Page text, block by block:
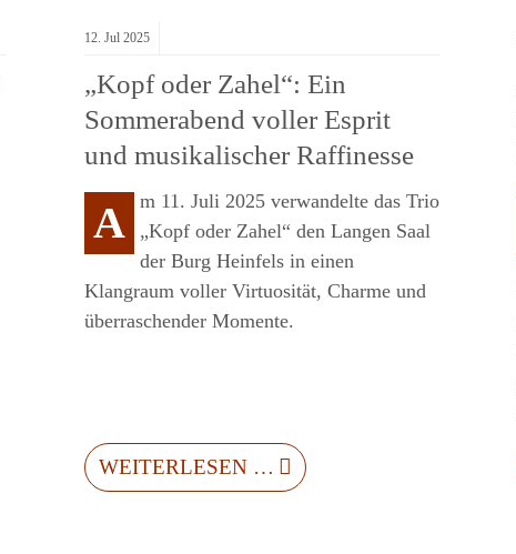
12. Jul 2025
„Kopf oder Zahel“: Ein
Sommerabend voller Esprit
und musikalischer Raffinesse
A
m 11. Juli 2025 verwandelte das Trio
„Kopf oder Zahel“ den Langen Saal
der Burg Heinfels in einen
Klangraum voller Virtuosität, Charme und
überraschender Momente.
WEITERLESEN …